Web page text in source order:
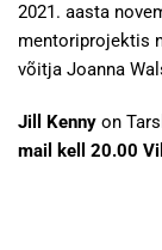
2021. aasta
mentoriprojektis
võitja Joanna
Jill Kenny on
mail kell 20.00